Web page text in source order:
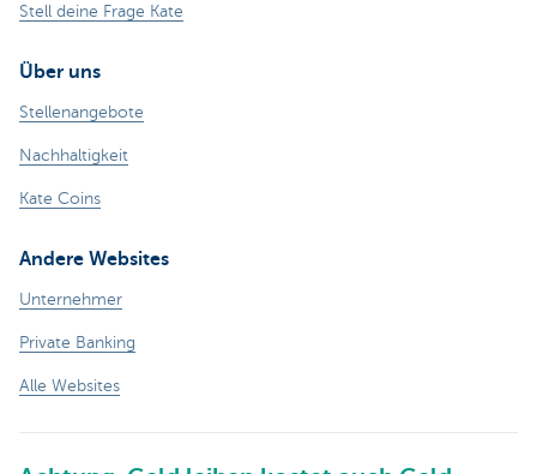
Stell deine Frage Kate
Über uns
Stellenangebote
Nachhaltigkeit
Kate Coins
Andere Websites
Unternehmer
Private Banking
Alle Websites